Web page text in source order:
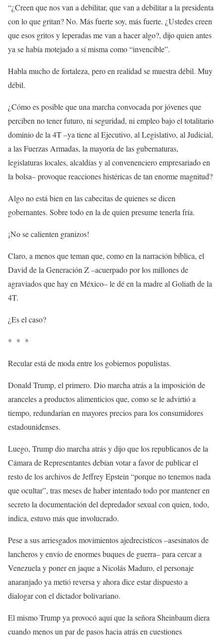
“¿Creen que nos van a debilitar, que van a debilitar a la presidenta
con lo que gritan? No. Más fuerte soy, más fuerte. ¿Ustedes creen
que esos gritos y leperadas me van a hacer algo?, dijo quien antes
ya se había motejado a sí misma como “invencible”.
Habla mucho de fortaleza, pero en realidad se muestra débil. Muy
débil.
¿Cómo es posible que una marcha convocada por jóvenes que
perciben no tener futuro, ni seguridad, ni empleo bajo el totalitario
dominio de la 4T –ya tiene al Ejecutivo, al Legislativo, al Judicial,
a las Fuerzas Armadas, la mayoría de las gubernaturas,
legislaturas locales, alcaldías y al convenenciero empresariado en
la bolsa– provoque reacciones histéricas de tan enorme magnitud?
Algo no está bien en las cabecitas de quienes se dicen
gobernantes. Sobre todo en la de quien presume tenerla fría.
¡No se calienten granizos!
Claro, a menos que teman que, como en la narración bíblica, el
David de la Generación Z –acuerpado por los millones de
agraviados que hay en México– le dé en la madre al Goliath de la
4T.
¿Es el caso?
* * *
Recular está de moda entre los gobiernos populistas.
Donald Trump, el primero. Dio marcha atrás a la imposición de
aranceles a productos alimenticios que, como se le advirtió a
tiempo, redundarían en mayores precios para los consumidores
estadounidenses.
Luego, Trump dio marcha atrás y dijo que los republicanos de la
Cámara de Representantes debían votar a favor de publicar el
resto de los archivos de Jeffrey Epstein “porque no tenemos nada
que ocultar”, tras meses de haber intentado todo por mantener en
secreto la documentación del depredador sexual con quien, todo,
indica, estuvo más que involucrado.
Pese a sus arriesgados movimientos ajedrecistícos –asesinatos de
lancheros y envío de enormes buques de guerra– para cercar a
Venezuela y poner en jaque a Nicolás Maduro, el personaje
anaranjado ya metió reversa y ahora dice estar dispuesto a
dialogar con el dictador bolivariano.
El mismo Trump ya provocó aquí que la señora Sheinbaum diera
cuando menos un par de pasos hacia atrás en cuestiones